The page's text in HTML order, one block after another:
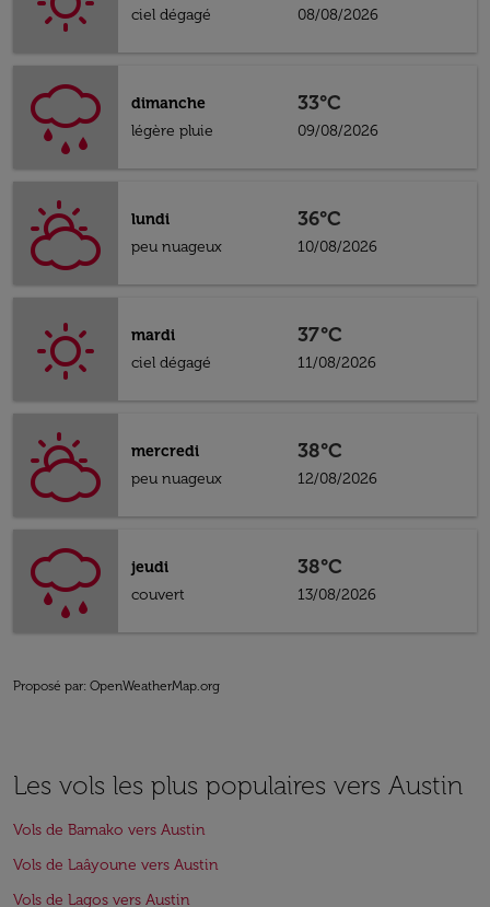
ciel dégagé
08/08/2026
dimanche
légère pluie
33°C
09/08/2026
lundi
peu nuageux
36°C
10/08/2026
mardi
ciel dégagé
37°C
11/08/2026
mercredi
peu nuageux
38°C
12/08/2026
jeudi
couvert
38°C
13/08/2026
Proposé par: OpenWeatherMap.org
Les vols les plus populaires vers Austin
Vols de Bamako vers Austin
Vols de Laâyoune vers Austin
Vols de Lagos vers Austin